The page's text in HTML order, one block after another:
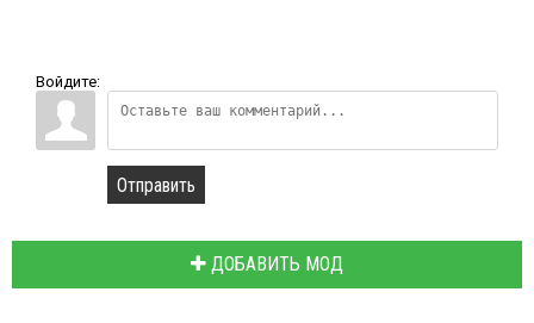
Войдите:
Отправить
ДОБАВИТЬ МОД